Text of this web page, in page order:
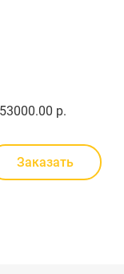
53000.00 р.
Заказать